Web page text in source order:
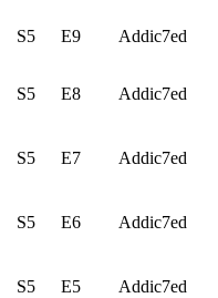
S5 E9 Addic7ed
S5 E8 Addic7ed
S5 E7 Addic7ed
S5 E6 Addic7ed
S5 E5 Addic7ed